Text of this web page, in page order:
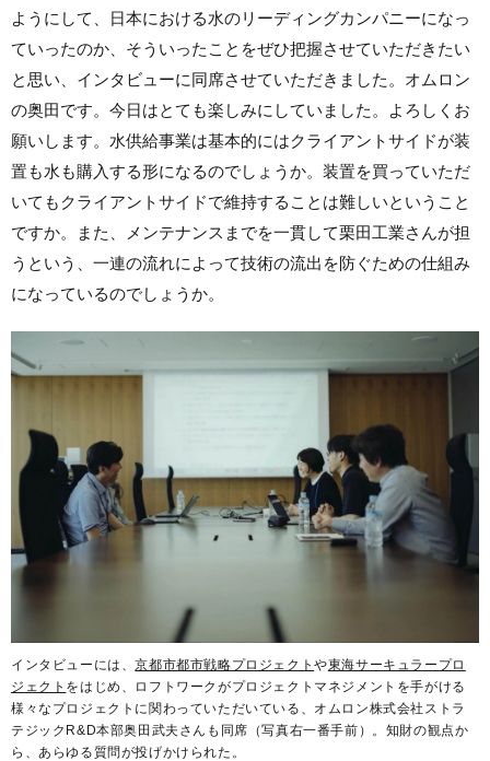
ようにして、日本における水のリーディングカンパニーになっ
ていったのか、そういったことをぜひ把握させていただきたい
と思い、インタビューに同席させていただきました。オムロン
の奥田です。今日はとても楽しみにしていました。よろしくお
願いします。水供給事業は基本的にはクライアントサイドが装
置も水も購入する形になるのでしょうか。装置を買っていただ
いてもクライアントサイドで維持することは難しいということ
ですか。また、メンテナンスまでを一貫して栗田工業さんが担
うという、一連の流れによって技術の流出を防ぐための仕組み
になっているのでしょうか。
インタビューには、京都市都市戦略プロジェクトや東海サーキュラープロ
ジェクト をはじめ、ロフトワークがプロジェクトマネジメントを手がける
様々なプロジェクトに関わっていただいている、オムロン株式会社ストラ
テジックR&D本部奥田武夫さんも同席（写真右一番手前）。知財の観点か
ら、あらゆる質問が投げかけられた。